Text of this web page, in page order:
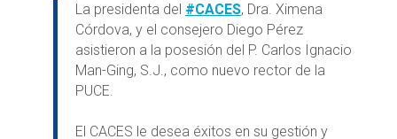
La presidenta del #CACES, Dra. Ximena
Córdova, y el consejero Diego Pérez
asistieron a la posesión del P. Carlos Ignacio
Man-Ging, S.J., como nuevo rector de la
PUCE.
El CACES le desea éxitos en su gestión y